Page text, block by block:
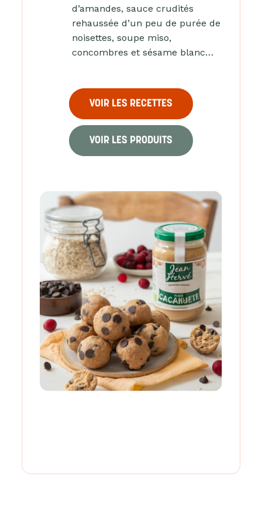
d’amandes, sauce crudités
rehaussée d’un peu de purée de
noisettes, soupe miso,
concombres et sésame blanc…
VOIR LES RECETTES
VOIR LES PRODUITS